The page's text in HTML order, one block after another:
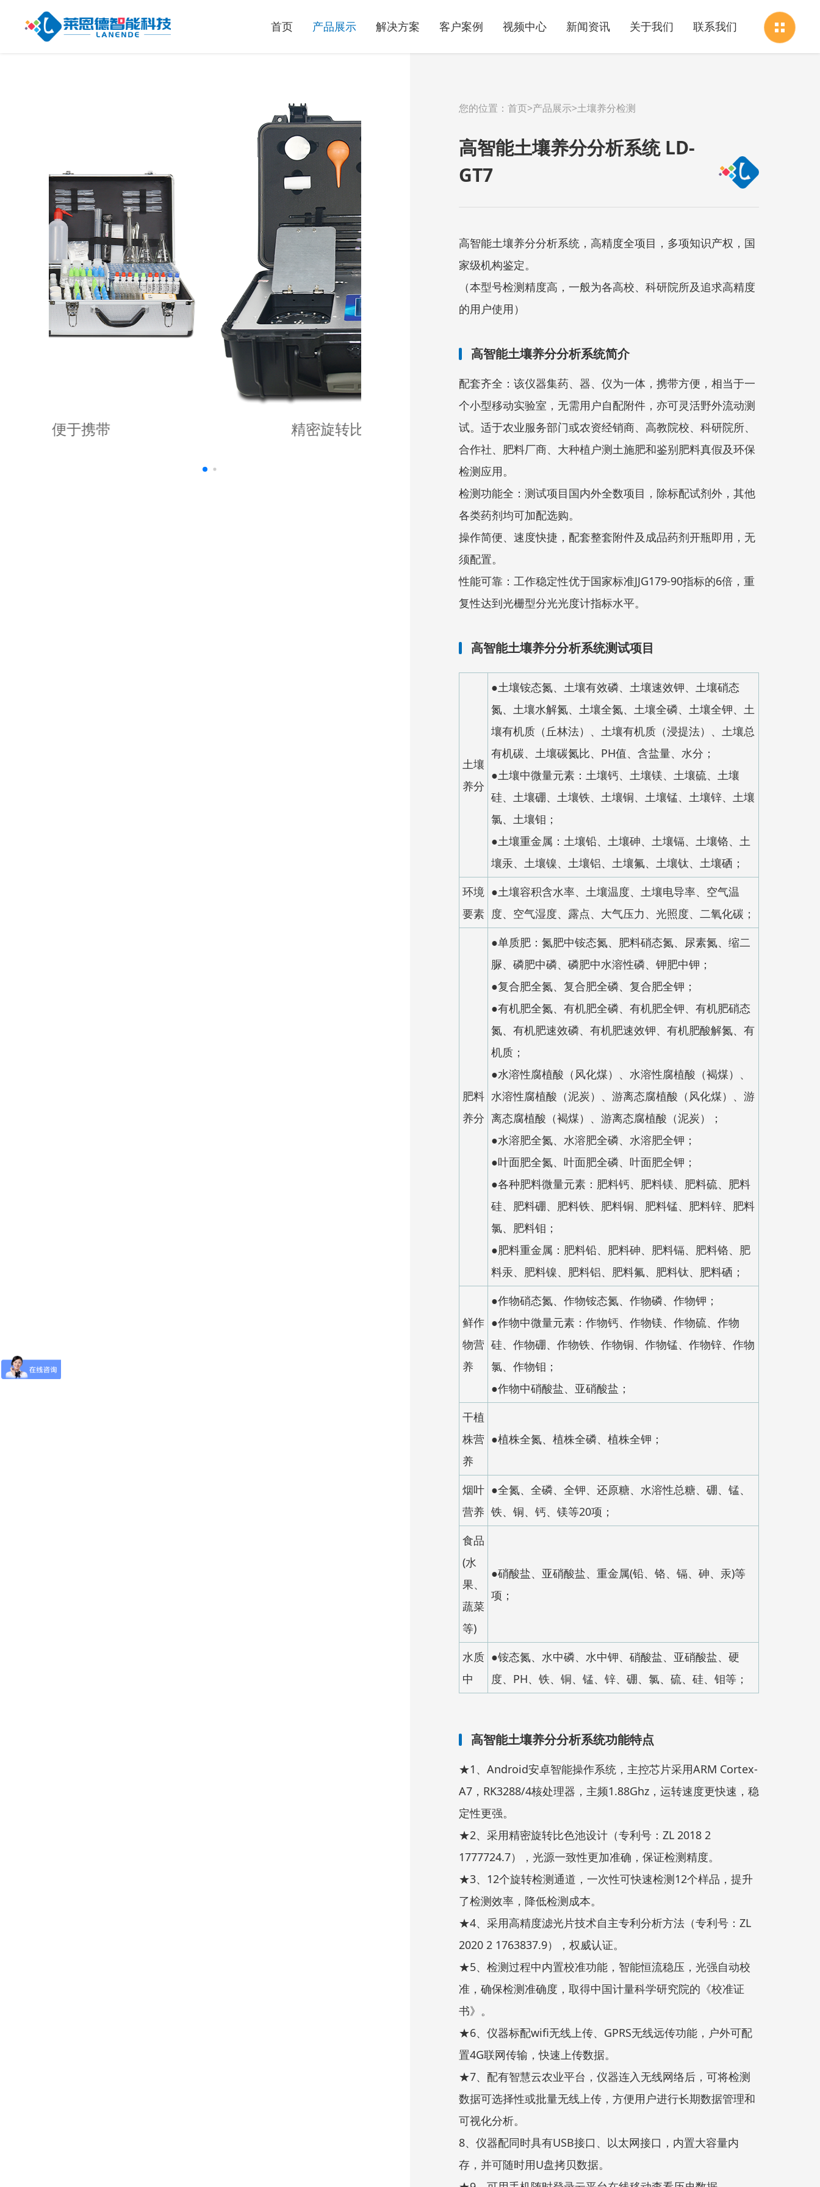
首页 产品展示 解决方案 客户案例 视频中心 新闻资讯 关于我们 联系我们
您的位置： 首页>产品展示>土壤养分检测
高智能土壤养分分析系统 LD-
GT7
高智能土壤养分分析系统，高精度全项目，多项知识产权，国
家级机构鉴定。
（本型号检测精度高，一般为各高校、科研院所及追求高精度
的用户使用）
高智能土壤养分分析系统简介
配套齐全：该仪器集药、器、仪为一体，携带方便，相当于一
个小型移动实验室，无需用户自配附件，亦可灵活野外流动测
试。适于农业服务部门或农资经销商、高教院校、科研院所、
合作社、肥料厂商、大种植户测土施肥和鉴别肥料真假及环保
检测应用。
检测功能全：测试项目国内外全数项目，除标配试剂外，其他
各类药剂均可加配选购。
操作简便、速度快捷，配套整套附件及成品药剂开瓶即用，无
须配置。
性能可靠：工作稳定性优于国家标准JJG179-90指标的6倍，重
复性达到光栅型分光光度计指标水平。
高智能土壤养分分析系统测试项目
土壤
养分
●土壤铵态氮、土壤有效磷、土壤速效钾、土壤硝态
氮、土壤水解氮、土壤全氮、土壤全磷、土壤全钾、土
壤有机质（丘林法）、土壤有机质（浸提法）、土壤总
有机碳、土壤碳氮比、PH值、含盐量、水分；
●土壤中微量元素：土壤钙、土壤镁、土壤硫、土壤
硅、土壤硼、土壤铁、土壤铜、土壤锰、土壤锌、土壤
氯、土壤钼；
●土壤重金属：土壤铅、土壤砷、土壤镉、土壤铬、土
壤汞、土壤镍、土壤铝、土壤氟、土壤钛、土壤硒；
环境
要素
●土壤容积含水率、土壤温度、土壤电导率、空气温
度、空气湿度、露点、大气压力、光照度、二氧化碳；
肥料
养分
●单质肥：氮肥中铵态氮、肥料硝态氮、尿素氮、缩二
脲、磷肥中磷、磷肥中水溶性磷、钾肥中钾；
●复合肥全氮、复合肥全磷、复合肥全钾；
●有机肥全氮、有机肥全磷、有机肥全钾、有机肥硝态
氮、有机肥速效磷、有机肥速效钾、有机肥酸解氮、有
机质；
●水溶性腐植酸（风化煤）、水溶性腐植酸（褐煤）、
水溶性腐植酸（泥炭）、游离态腐植酸（风化煤）、游
离态腐植酸（褐煤）、游离态腐植酸（泥炭）；
●水溶肥全氮、水溶肥全磷、水溶肥全钾；
●叶面肥全氮、叶面肥全磷、叶面肥全钾；
●各种肥料微量元素：肥料钙、肥料镁、肥料硫、肥料
硅、肥料硼、肥料铁、肥料铜、肥料锰、肥料锌、肥料
氯、肥料钼；
●肥料重金属：肥料铅、肥料砷、肥料镉、肥料铬、肥
料汞、肥料镍、肥料铝、肥料氟、肥料钛、肥料硒；
鲜作
物营
养
●作物硝态氮、作物铵态氮、作物磷、作物钾；
●作物中微量元素：作物钙、作物镁、作物硫、作物
硅、作物硼、作物铁、作物铜、作物锰、作物锌、作物
氯、作物钼；
●作物中硝酸盐、亚硝酸盐；
干植
株营
养
●植株全氮、植株全磷、植株全钾；
烟叶
营养
●全氮、全磷、全钾、还原糖、水溶性总糖、硼、锰、
铁、铜、钙、镁等20项；
食品
(水
果、
蔬菜
等)
●硝酸盐、亚硝酸盐、重金属(铅、铬、镉、砷、汞)等
项；
水质
中
●铵态氮、水中磷、水中钾、硝酸盐、亚硝酸盐、硬
度、PH、铁、铜、锰、锌、硼、氯、硫、硅、钼等；
高智能土壤养分分析系统功能特点
★1、Android安卓智能操作系统，主控芯片采用ARM Cortex-
A7，RK3288/4核处理器，主频1.88Ghz，运转速度更快速，稳
定性更强。
★2、采用精密旋转比色池设计（专利号：ZL 2018 2
1777724.7），光源一致性更加准确，保证检测精度。
★3、12个旋转检测通道，一次性可快速检测12个样品，提升
了检测效率，降低检测成本。
★4、采用高精度滤光片技术自主专利分析方法（专利号：ZL
2020 2 1763837.9），权威认证。
★5、检测过程中内置校准功能，智能恒流稳压，光强自动校
准，确保检测准确度，取得中国计量科学研究院的《校准证
书》。
★6、仪器标配wifi无线上传、GPRS无线远传功能，户外可配
置4G联网传输，快速上传数据。
★7、配有智慧云农业平台，仪器连入无线网络后，可将检测
数据可选择性或批量无线上传，方便用户进行长期数据管理和
可视化分析。
8、仪器配同时具有USB接口、以太网接口，内置大容量内
存，并可随时用U盘拷贝数据。